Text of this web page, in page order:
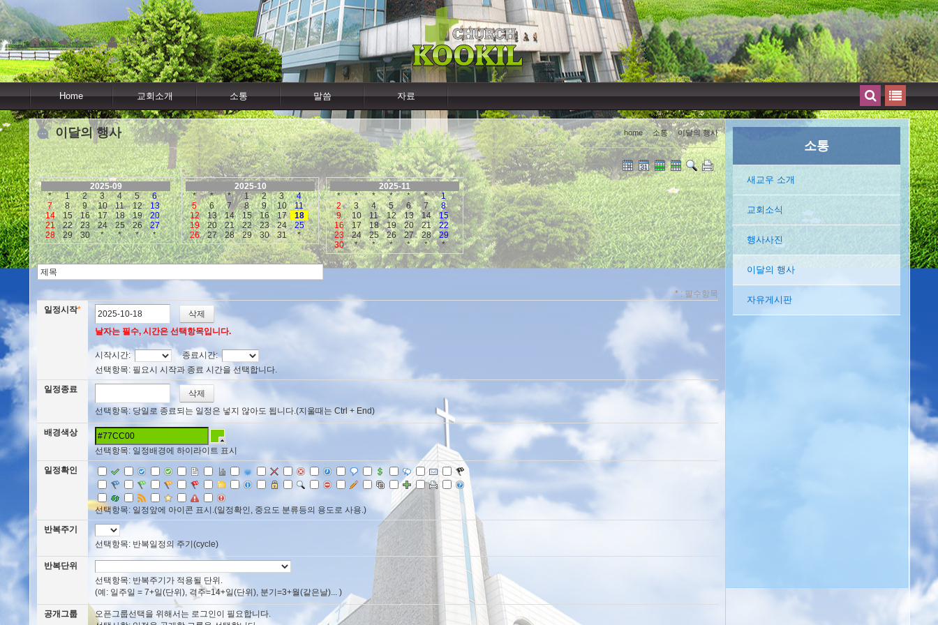
홈 로그인 회원가입
Home 교회소개 소통 말씀 자료
이달의 행사 home 소통 이달의 행사
2025-09
*
1 2 3 4 5
6
7
8 9 10 11 12
13
14
15 16 17 18 19
20
21
22 23 24 25 26
27
28
29 30 * * * *
2025-10
*
* * 1 2 3
4
5
6 7 8 9 10
11
12
13 14 15 16 17
18
19
20 21 22 23 24
25
26
27 28 29 30 31 *
2025-11
*
* * * * *
1
2
3 4 5 6 7
8
9
10 11 12 13 14
15
16
17 18 19 20 21
22
23
24 25 26 27 28
29
30
* * * * * *
* : 필수항목
일정시작*
날자는 필수, 시간은 선택항목입니다.
시작시간:
종료시간:
선택항목: 필요시 시작과 종료 시간을 선택합니다.
일정종료
선택항목: 당일로 종료되는 일정은 넣지 않아도 됩니다.(지울때는 Ctrl + End)
배경색상
선택항목: 일정배경에 하이라이트 표시
일정확인
선택항목: 일정앞에 아이콘 표시.(일정확인, 중요도 분류등의 용도로 사용.)
반복주기
선택항목: 반복일정의 주기(cycle)
반복단위
선택항목: 반복주기가 적용될 단위.
(예: 일주일 = 7+일(단위), 격주=14+일(단위), 분기=3+월(같은날)... )
공개그룹
오픈그룹선택을 위해서는 로그인이 필요합니다.
소통
새교우 소개
교회소식
행사사진
이달의 행사
자유게시판